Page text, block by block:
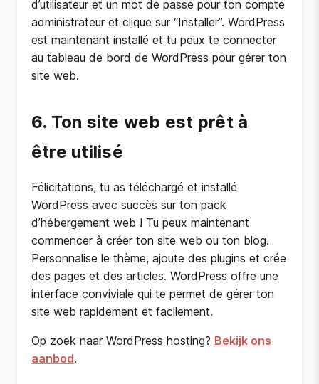
d’utilisateur et un mot de passe pour ton compte
administrateur et clique sur “Installer”. WordPress
est maintenant installé et tu peux te connecter
au tableau de bord de WordPress pour gérer ton
site web.
6. Ton site web est prêt à
être utilisé
Félicitations, tu as téléchargé et installé
WordPress avec succès sur ton pack
d’hébergement web ! Tu peux maintenant
commencer à créer ton site web ou ton blog.
Personnalise le thème, ajoute des plugins et crée
des pages et des articles. WordPress offre une
interface conviviale qui te permet de gérer ton
site web rapidement et facilement.
Op zoek naar WordPress hosting? Bekijk ons
aanbod.